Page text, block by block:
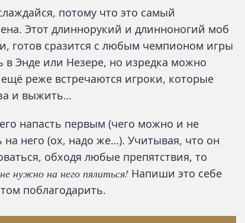
потому что это самый
Этот длиннорукий и длинноногий моб
готов сразится с любым чемпионом игры
в Энде или Незере, но изредка можно
реже встречаются игроки, которые
и выжить…
напасть первым (чего можно и не
него (ох, надо же…). Учитывая, что он
обходя любые препятствия, то
не нужно на него пялиться! Напиши это себе
поблагодарить.